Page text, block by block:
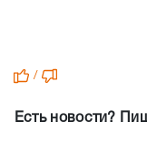
/
Есть новости?